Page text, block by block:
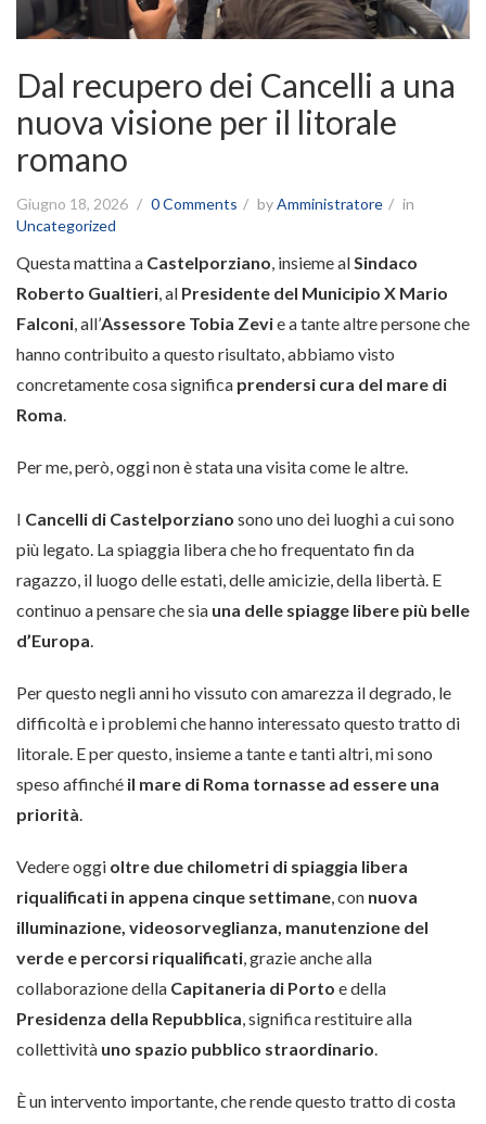
Dal recupero dei Cancelli a una
nuova visione per il litorale
romano
Giugno 18, 2026 0 Comments byAmministratore
in
Uncategorized
Questa mattina a Castelporziano, insieme alSindaco
Roberto Gualtieri, al Presidente del Municipio X Mario
Falconi, all’Assessore Tobia Zevie a tante altre persone che
hanno contribuito a questo risultato, abbiamo visto
concretamente cosa significa prendersi cura del mare di
Roma.
Per me, però, oggi non è stata una visita come le altre.
I Cancelli di Castelporziano sono uno dei luoghi a cui sono
più legato. La spiaggia libera che ho frequentato fin da
ragazzo, il luogo delle estati, delle amicizie, della libertà. E
continuo a pensare che sia una delle spiagge libere più belle
d’Europa.
Per questo negli anni ho vissuto con amarezza il degrado, le
difficoltà e i problemi che hanno interessato questo tratto di
litorale. E per questo, insieme a tante e tanti altri, mi sono
speso affinché il mare di Roma tornasse ad essere una
priorità.
Vedere oggi oltre due chilometri di spiaggia libera
riqualificati in appena cinque settimane, con nuova
illuminazione, videosorveglianza, manutenzione del
verde e percorsi riqualificati, grazie anche alla
collaborazione della Capitaneria di Porto e della
Presidenza della Repubblica, significa restituire alla
collettività uno spazio pubblico straordinario.
È un intervento importante, che rende questo tratto di costa